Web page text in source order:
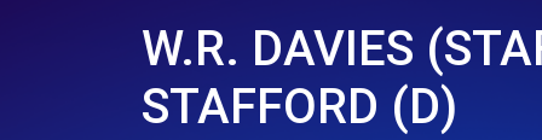
W.R. DAVIES
STAFFORD (D)